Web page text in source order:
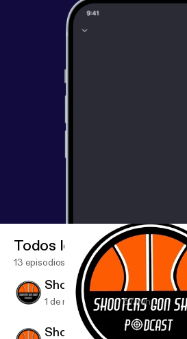
Todos los episodios
13 episodios
Shooters Gon Shoot:
1 de may de 2019 57 min
Shooters Gon Shoot: